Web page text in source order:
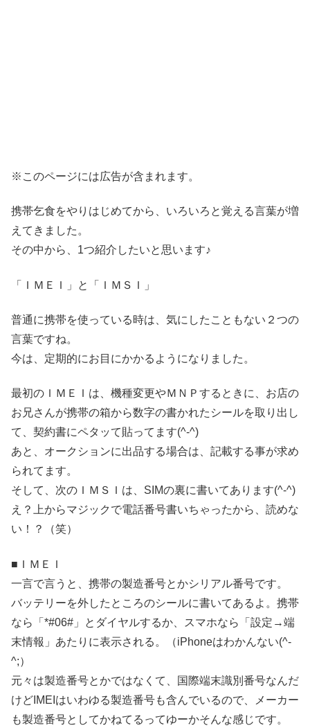
※このページには広告が含まれます。
携帯乞食をやりはじめてから、いろいろと覚える言葉が増
えてきました。
その中から、1つ紹介したいと思います♪
「ＩＭＥＩ」と「ＩＭＳＩ」
普通に携帯を使っている時は、気にしたこともない２つの
言葉ですね。
今は、定期的にお目にかかるようになりました。
最初のＩＭＥＩは、機種変更やＭＮＰするときに、お店の
お兄さんが携帯の箱から数字の書かれたシールを取り出し
て、契約書にペタッて貼ってます(^-^)
あと、オークションに出品する場合は、記載する事が求め
られてます。
そして、次のＩＭＳＩは、SIMの裏に書いてあります(^-^)
え？上からマジックで電話番号書いちゃったから、読めな
い！？（笑）
■ＩＭＥＩ
一言で言うと、携帯の製造番号とかシリアル番号です。
バッテリーを外したところのシールに書いてあるよ。携帯
なら「*#06#」とダイヤルするか、スマホなら「設定→端
末情報」あたりに表示される。（iPhoneはわかんない(^-
^;）
元々は製造番号とかではなくて、国際端末識別番号なんだ
けどIMEIはいわゆる製造番号も含んでいるので、メーカー
も製造番号としてかねてるってゆーかそんな感じです。